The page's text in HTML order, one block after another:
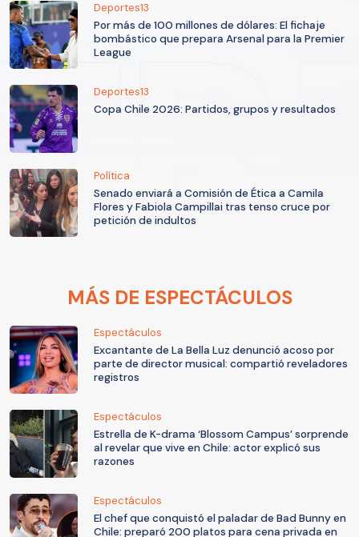
Deportes13
Por más de 100 millones de dólares: El fichaje
bombástico que prepara Arsenal para la Premier
League
Deportes13
Copa Chile 2026: Partidos, grupos y resultados
Política
Senado enviará a Comisión de Ética a Camila
Flores y Fabiola Campillai tras tenso cruce por
petición de indultos
MÁS DE ESPECTÁCULOS
Espectáculos
Excantante de La Bella Luz denunció acoso por
parte de director musical: compartió reveladores
registros
Espectáculos
Estrella de K-drama ‘Blossom Campus’ sorprende
al revelar que vive en Chile: actor explicó sus
razones
Espectáculos
El chef que conquistó el paladar de Bad Bunny en
Chile: preparó 200 platos para cena privada en